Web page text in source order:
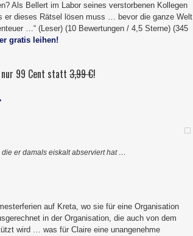
Als Bellert im Labor seines verstorbenen Kollegen
er dieses Rätsel lösen muss … bevor die ganze Welt
…“ (Leser) (10 Bewertungen / 4,5 Sterne) (345
gratis leihen!
nur 99 Cent statt 3,99 €!
er damals eiskalt abserviert hat …
auf Kreta, wo sie für eine Organisation
in der Organisation, die auch von dem
wird … was für Claire eine unangenehme